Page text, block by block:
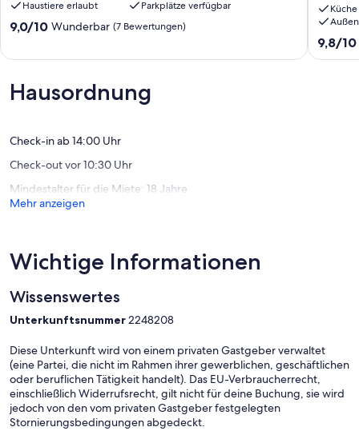
Rügens
Trent
Haustiere erlaubt Parkplätze verfügbar
9.0
(7
Bewertungen)
9,0/10 Wunderbar (7 Bewertungen)
im
(Wlan)
Garz/
Küche
9.8
von
9,8/10
Hausordnung
Check-in ab 14:00 Uhr
Check-out vor 10:30 Uhr
Mindestalter für die Miete: 18 Jahre
Mehr anzeigen
Wichtige Informationen
Wissenswertes
Unterkunftsnummer2248208
Diese Unterkunft wird von einem privaten Gastgeber verwaltet
(eine Partei, die nicht im Rahmen ihrer gewerblichen, geschäftlichen
oder beruflichen Tätigkeit handelt). Das EU-Verbraucherrecht,
einschließlich Widerrufsrecht, gilt nicht für deine Buchung, sie wird
jedoch von den vom privaten Gastgeber festgelegten
Stornierungsbedingungen abgedeckt.